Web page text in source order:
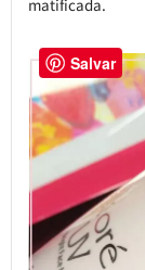
matificada.
Salvar